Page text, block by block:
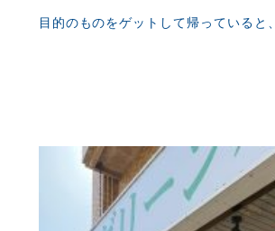
目的のものをゲットして帰っていると、